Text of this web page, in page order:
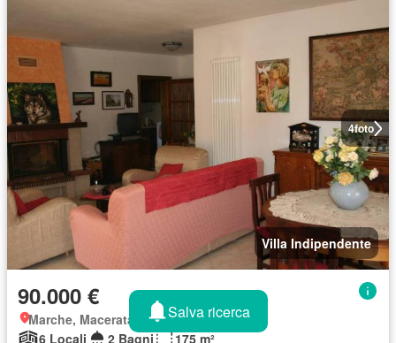
4foto
Villa Indipendente
90.000 €
Marche, Macerata
6 Locali
2 Bagni 175 m²
Salva ricerca